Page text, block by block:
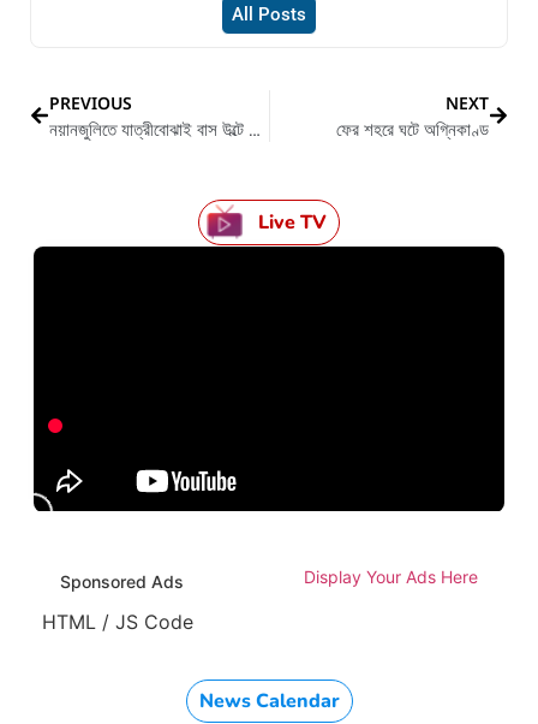
All Posts
PREVIOUS
নয়ানজুলিতে যাত্রীবোঝাই বাস উল্টে আহত ৫০
NEXT
ফের শহরে ঘটে অগ্নিকাণ্ড
Live TV
Sponsored Ads Display Your Ads Here
HTML / JS Code
News Calendar